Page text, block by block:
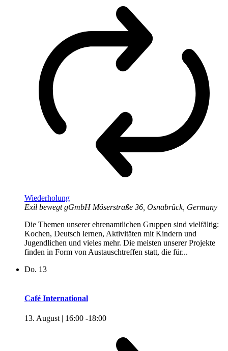
Wiederholung
Exil bewegt gGmbH Möserstraße 36, Osnabrück, Germany
Die Themen unserer ehrenamtlichen Gruppen sind vielfältig:
Kochen, Deutsch lernen, Aktivitäten mit Kindern und
Jugendlichen und vieles mehr. Die meisten unserer Projekte
finden in Form von Austauschtreffen statt, die für...
Do. 13
Café International
13. August | 16:00 -18:00